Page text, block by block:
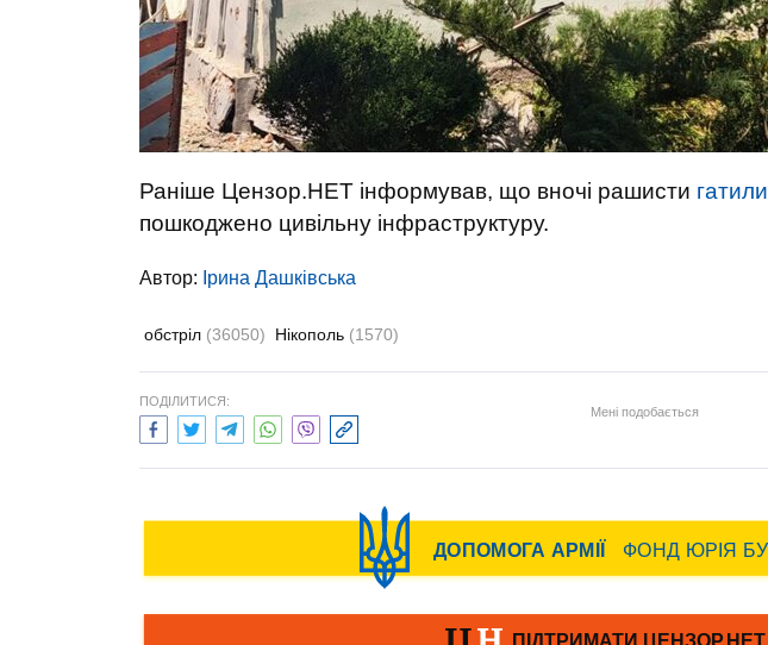
Раніше Цензор.НЕТ інформував, що вночі рашисти гатили
пошкоджено цивільну інфраструктуру.
Автор: Ірина Дашківська
обстріл (36050) Нікополь (1570)
ПОДІЛИТИСЯ:
Мені подобається